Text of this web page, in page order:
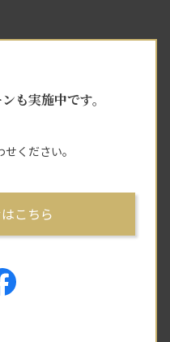
も実施中です。
ください。
こちら